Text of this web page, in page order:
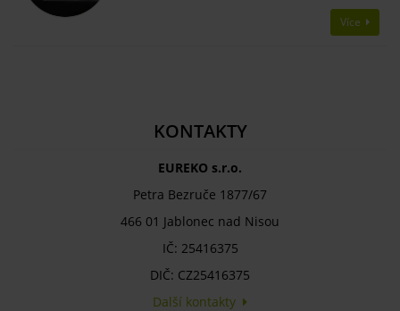
Více
KONTAKTY
EUREKO s.r.o.
Petra Bezruče 1877/67
466 01 Jablonec nad Nisou
IČ: 25416375
DIČ: CZ25416375
Další kontakty